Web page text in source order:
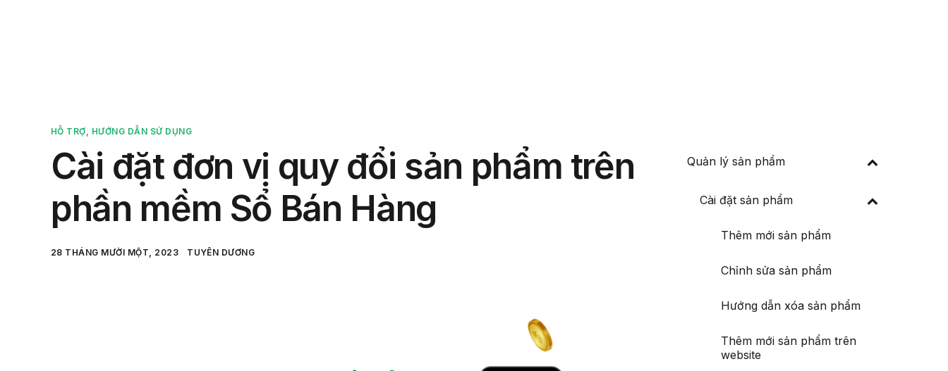
HỖ TRỢ, HƯỚNG DẪN SỬ DỤNG
Cài đặt đơn vị quy đổi sản phẩm trên
phần mềm Sổ Bán Hàng
28 THÁNG MƯỜI MỘT, 2023 TUYÊN DƯƠNG
Quản lý sản phẩm
Cài đặt sản phẩm
Thêm mới sản phẩm
Chỉnh sửa sản phẩm
Hướng dẫn xóa sản phẩm
Thêm mới sản phẩm trên
website